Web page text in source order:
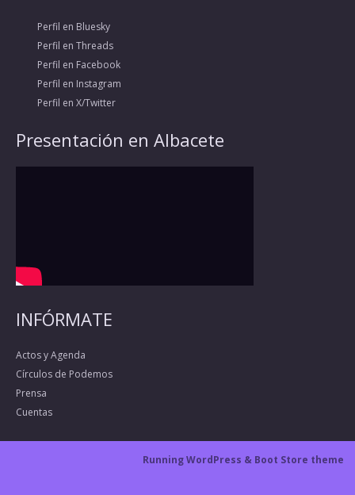
Perfil en Bluesky
Perfil en Threads
Perfil en Facebook
Perfil en Instagram
Perfil en X/Twitter
Presentación en Albacete
INFÓRMATE
Actos y Agenda
Círculos de Podemos
Prensa
Cuentas
Running WordPress & Boot Store theme